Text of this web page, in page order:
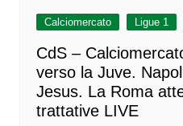
Calciomercato Ligue 1
CdS –
verso la Juve.
Jesus. La Roma
trattative LIVE